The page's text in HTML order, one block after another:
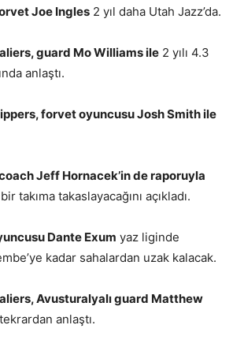
Joe Ingles 2 yıl daha Utah Jazz’da.
guard Mo Williams ile 2 yılı 4.3
anlaştı.
forvet oyuncusu Josh Smith ile
Jeff Hornacek’in de raporuyla
takıma takaslayacağını açıkladı.
Dante Exum yaz liginde
kadar sahalardan uzak kalacak.
Avusturalyalı guard Matthew
anlaştı.